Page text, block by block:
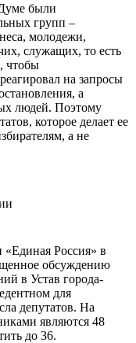
были
групп –
молодежи,
служащих, то есть
чтобы
на запросы
а
людей. Поэтому
которое делает ее
а не
«Единая Россия» в
обсуждению
в Устав города-
для
депутатов. На
являются 48
до 36.